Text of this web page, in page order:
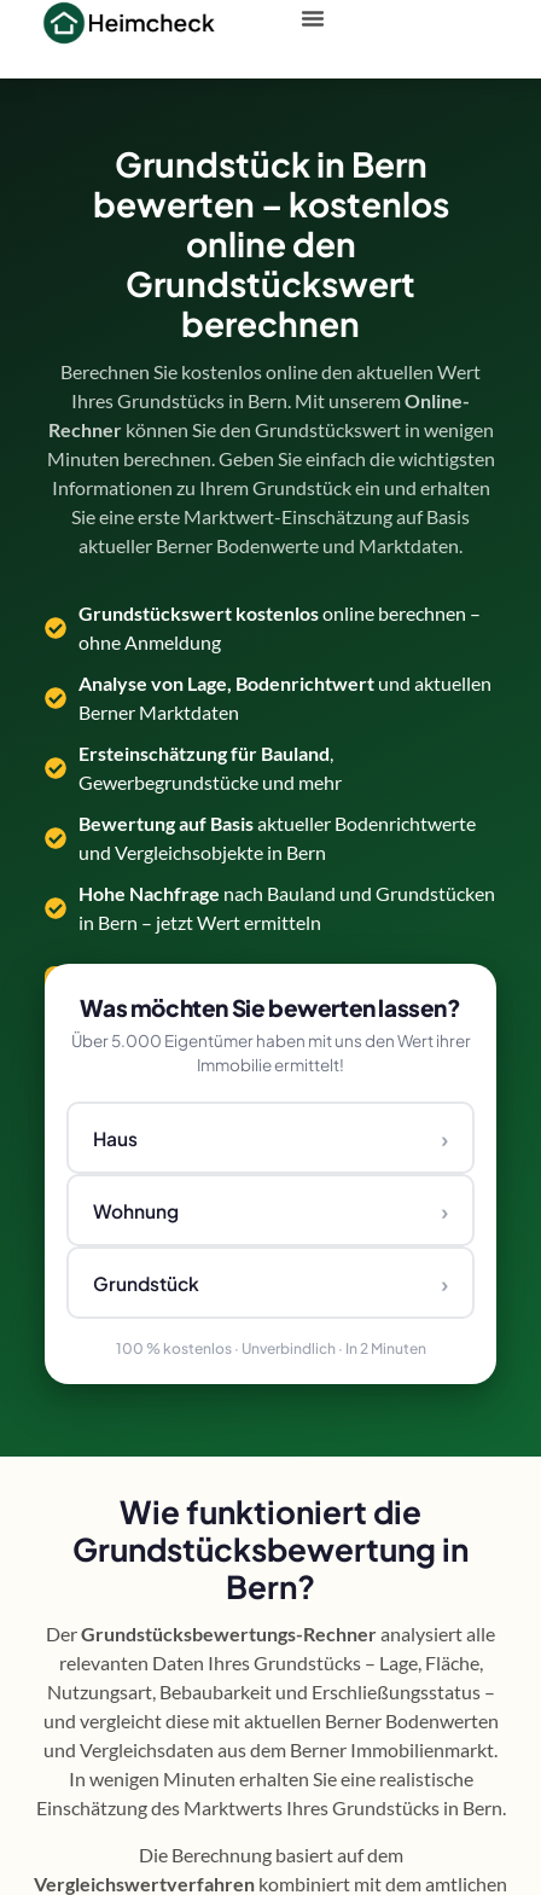
Grundstück in Bern
bewerten – kostenlos
online den
Grundstückswert
berechnen
Berechnen Sie kostenlos online den aktuellen Wert
Ihres Grundstücks in Bern. Mit unseremOnline-
Rechnerkönnen Sie den Grundstückswert in wenigen
Minuten berechnen. Geben Sie einfach die wichtigsten
Informationen zu Ihrem Grundstück ein und erhalten
Sie eine erste Marktwert-Einschätzung auf Basis
aktueller Berner Bodenwerte und Marktdaten.
Grundstückswert kostenlosonline berechnen –
ohne Anmeldung
Analyse von Lage, Bodenrichtwertund aktuellen
Berner Marktdaten
Ersteinschätzung für Bauland,
Gewerbegrundstücke und mehr
Bewertung auf Basisaktueller Bodenrichtwerte
und Vergleichsobjekte in Bern
Hohe Nachfrage nach Bauland und Grundstücken
in Bern – jetzt Wert ermitteln
Was möchten Sie bewerten lassen?
Über 5.000 Eigentümer haben mit uns den Wert ihrer
Immobilie ermittelt!
Haus ›
Wohnung ›
Grundstück ›
100 % kostenlos · Unverbindlich · In 2 Minuten
Wie funktioniert die
Grundstücksbewertung in
Bern?
DerGrundstücksbewertungs-Rechneranalysiert alle
relevanten Daten Ihres Grundstücks – Lage, Fläche,
Nutzungsart, Bebaubarkeit und Erschließungsstatus –
und vergleicht diese mit aktuellen Berner Bodenwerten
und Vergleichsdaten aus dem Berner Immobilienmarkt.
In wenigen Minuten erhalten Sie eine realistische
Einschätzung des Marktwerts Ihres Grundstücks in Bern.
Die Berechnung basiert auf dem
Vergleichswertverfahren kombiniert mit dem amtlichen